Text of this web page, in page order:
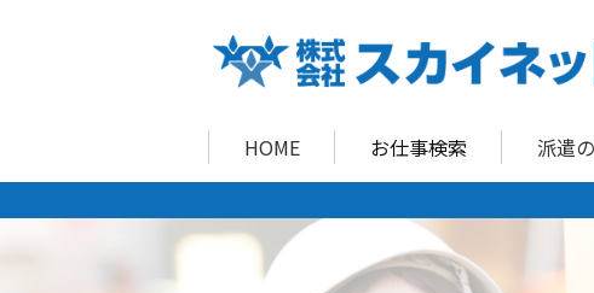
HOME お仕事検索 派遣